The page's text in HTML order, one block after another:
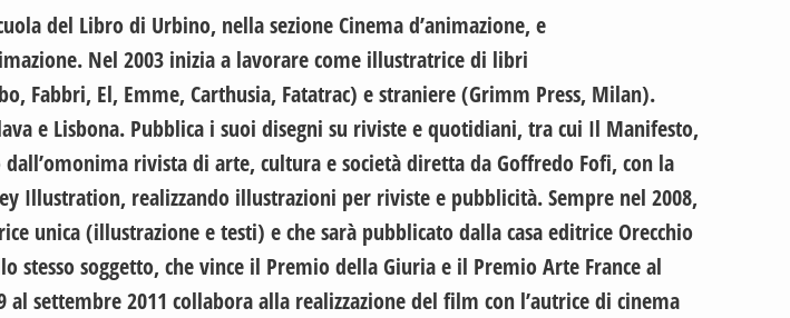
del Libro di Urbino, nella sezione Cinema d’animazione, e
Nel 2003 inizia a lavorare come illustratrice di libri
Fabbri, El, Emme, Carthusia, Fatatrac) e straniere (Grimm Press, Milan).
e Lisbona. Pubblica i suoi disegni su riviste e quotidiani, tra cui Il Manifesto,
rivista di arte, cultura e società diretta da Goffredo Fofi, con la
Illustration, realizzando illustrazioni per riviste e pubblicità. Sempre nel 2008,
unica (illustrazione e testi) e che sarà pubblicato dalla casa editrice Orecchio
soggetto, che vince il Premio della Giuria e il Premio Arte France al
settembre 2011 collabora alla realizzazione del film con l’autrice di cinema